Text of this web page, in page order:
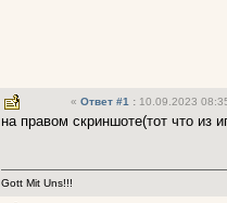
« Ответ #1 : 10.09.2023
на правом скриншоте(тот что из
Gott Mit Uns!!!